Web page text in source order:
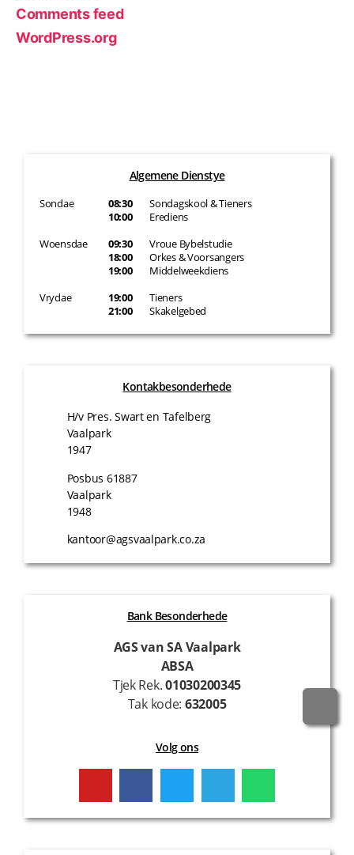
Comments feed
WordPress.org
Algemene Dienstye
Sondae
Woensdae
Vrydae
08:30
10:00
09:30
18:00
19:00
19:00
21:00
Sondagskool & Tieners
Erediens
Vroue Bybelstudie
Orkes & Voorsangers
Middelweekdiens
Tieners
Skakelgebed
Kontakbesonderhede
H/v Pres. Swart en Tafelberg
Vaalpark
1947
Posbus 61887
Vaalpark
1948
kantoor@agsvaalpark.co.za
Bank Besonderhede
AGS van SA Vaalpark
ABSA
Tjek Rek.01030200345
Tak kode: 632005
Volg ons